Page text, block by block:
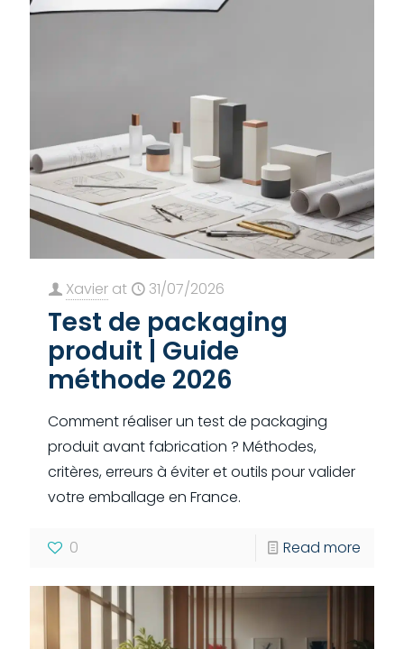
Xavier at 31/07/2026
Test de packaging
produit | Guide
méthode 2026
Comment réaliser un test de packaging
produit avant fabrication ? Méthodes,
critères, erreurs à éviter et outils pour valider
votre emballage en France.
0 Read more